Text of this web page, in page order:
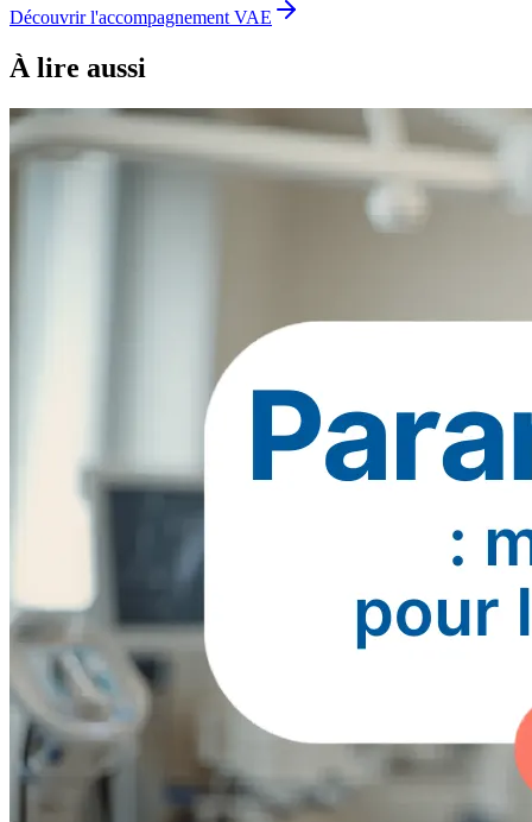
Découvrir l'accompagnement VAE
À lire aussi